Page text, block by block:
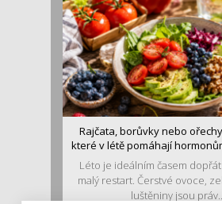
Rajčata, borůvky nebo
které v létě pomáhají
Léto je ideálním časem
malý restart. Čerstvé ovoce,
luštěniny jsou